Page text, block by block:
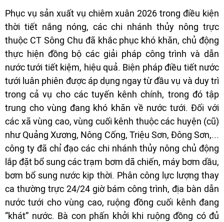
Phục vụ sản xuất vụ chiêm xuân 2026 trong điều kiện
thời tiết nắng nóng, các chi nhánh thủy nông trực
thuộc CT Sông Chu đã khắc phục khó khăn, chủ động
thực hiện đồng bộ các giải pháp công trình và dẫn
nước tưới tiết kiệm, hiệu quả. Biện pháp điều tiết nư­ớc
t­ưới luân phiên được áp dụng ngay từ đầu vụ và duy trì
trong cả vụ cho các tuyến kênh chính, trong đó tập
trung cho vùng đang khó khăn về nư­ớc tư­ới. Đối với
các xã vùng cao, vùng cuối kênh thuộc các huyện (cũ)
như Quảng Xương, Nông Cống, Triệu Sơn, Đông Sơn,...
công ty đã chỉ đạo các chi nhánh thủy nông chủ động
lắp đặt bổ sung các trạm bơm dã chiến, máy bơm dầu,
bơm bổ sung n­ước kịp thời. Phân công lực lượng thay
ca thường trực 24/24 giờ bám công trình, địa bàn dẫn
nước tưới cho vùng cao, ruộng đồng cuối kênh đang
“khát” nước. Bà con phấn khởi khi ruộng đồng có đủ